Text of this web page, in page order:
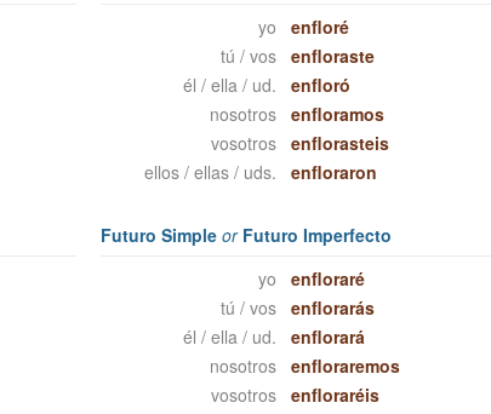
yo
enfloré
tú / vos
enfloraste
él / ella / ud.
enfloró
nosotros
enfloramos
vosotros
enflorasteis
ellos / ellas / uds.
enfloraron
Futuro SimpleorFuturo Imperfecto
yo
enfloraré
tú / vos
enflorarás
él / ella / ud.
enflorará
nosotros
enfloraremos
vosotros
enfloraréis